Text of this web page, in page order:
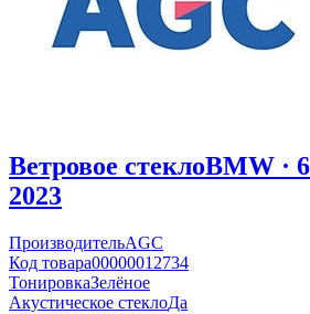
Ветровое стеклоBMW ·
2023
ПроизводительAGC
Код товара00000012734
ТонировкаЗелёное
Акустическое стеклоДа